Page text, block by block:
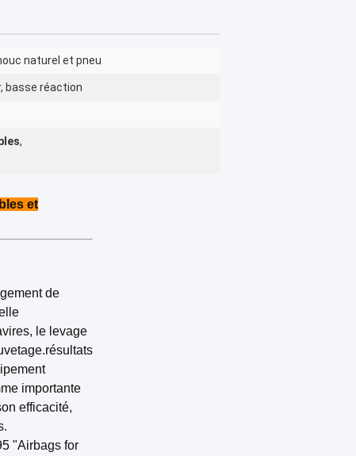
naturel et pneu
basse réaction
,
et
de
le levage
importante
efficacité,
"Airbags for